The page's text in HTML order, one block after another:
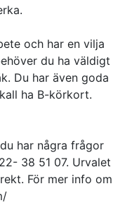
och har en vilja
du ha väldigt
Du har även goda
ha B-körkort.
har några frågor
38 51 07. Urvalet
För mer info om